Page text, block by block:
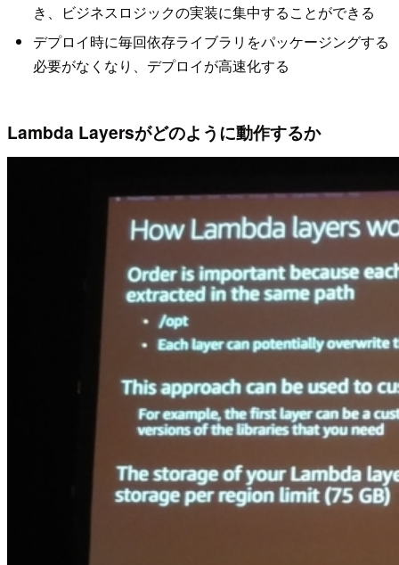
き、ビジネスロジックの実装に集中することができる
デプロイ時に毎回依存ライブラリをパッケージングする
必要がなくなり、デプロイが高速化する
Lambda Layersがどのように動作するか